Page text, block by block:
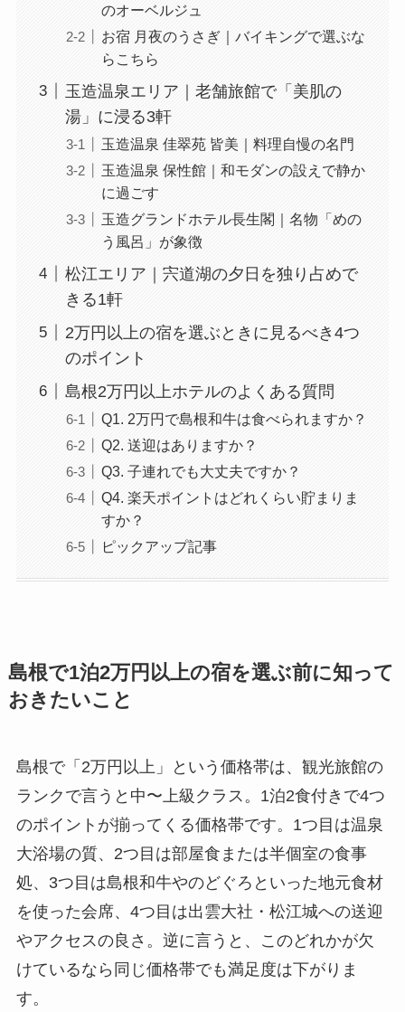
のオーベルジュ
お宿 月夜のうさぎ｜バイキングで選ぶな
らこちら
玉造温泉エリア｜老舗旅館で「美肌の
湯」に浸る3軒
玉造温泉 佳翠苑 皆美｜料理自慢の名門
玉造温泉 保性館｜和モダンの設えで静か
に過ごす
玉造グランドホテル長生閣｜名物「めの
う風呂」が象徴
松江エリア｜宍道湖の夕日を独り占めで
きる1軒
2万円以上の宿を選ぶときに見るべき4つ
のポイント
島根2万円以上ホテルのよくある質問
Q1. 2万円で島根和牛は食べられますか？
Q2. 送迎はありますか？
Q3. 子連れでも大丈夫ですか？
Q4. 楽天ポイントはどれくらい貯まりま
すか？
ピックアップ記事
島根で1泊2万円以上の宿を選ぶ前に知って
おきたいこと
島根で「2万円以上」という価格帯は、観光旅館の
ランクで言うと中〜上級クラス。1泊2食付きで4つ
のポイントが揃ってくる価格帯です。1つ目は温泉
大浴場の質、2つ目は部屋食または半個室の食事
処、3つ目は島根和牛やのどぐろといった地元食材
を使った会席、4つ目は出雲大社・松江城への送迎
やアクセスの良さ。逆に言うと、このどれかが欠
けているなら同じ価格帯でも満足度は下がりま
す。